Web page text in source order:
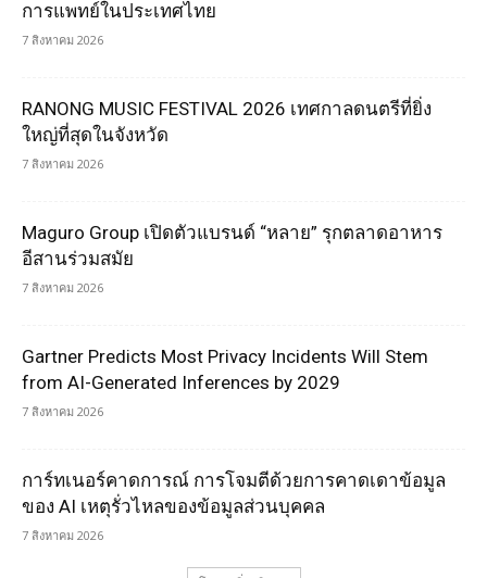
การแพทย์ในประเทศไทย
7 สิงหาคม 2026
RANONG MUSIC FESTIVAL 2026 เทศกาลดนตรีที่ยิ่ง
ใหญ่ที่สุดในจังหวัด
7 สิงหาคม 2026
Maguro Group เปิดตัวแบรนด์ “หลาย” รุกตลาดอาหาร
อีสานร่วมสมัย
7 สิงหาคม 2026
Gartner Predicts Most Privacy Incidents Will Stem
from AI-Generated Inferences by 2029
7 สิงหาคม 2026
การ์ทเนอร์คาดการณ์ การโจมตีด้วยการคาดเดาข้อมูล
ของ AI เหตุรั่วไหลของข้อมูลส่วนบุคคล
7 สิงหาคม 2026